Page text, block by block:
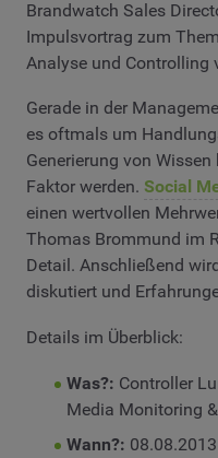
Brandwatch Sales
Impulsvortrag zum
Analyse und Controlling
Gerade in der
es oftmals um
Generierung von
Faktor werden. Social
einen wertvollen
Thomas Brommund im
Detail. Anschließend
diskutiert und
Details im Überblick:
Was?: Controller
Media Monitoring
Wann?: